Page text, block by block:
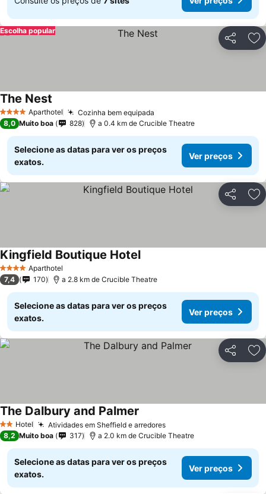
Partilhar
Escolha popular
4 EstrelasAparthotel Cozinha bem equipada
The Nest
8,0 Muito boa 828 a 0.4 km de Crucible Theatre
Selecione as datas para ver os preços
exatos.
Ver preços
Partilhar
4 EstrelasAparthotel
Kingfield Boutique HotelVer preços
7,4 170 a 2.8 km de Crucible Theatre
Selecione as datas para ver os preços
exatos.
Ver preços
Partilhar
2 Estrelas
Hotel Atividades em Sheffield e arredoresVer preços
The Dalbury and Palmer
8,2 Muito boa 317 a 2.0 km de Crucible Theatre
Selecione as datas para ver os preços
exatos.
Ver preços